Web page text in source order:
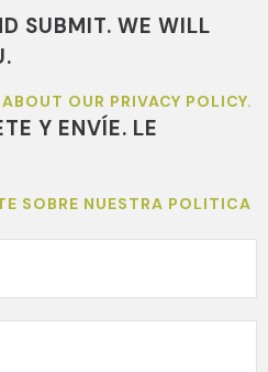
SUBMIT. WE WILL
OUR PRIVACY POLICY.
Y ENVÍE. LE
SOBRE NUESTRA POLITICA